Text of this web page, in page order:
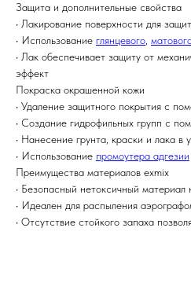
Защита и дополнительные свойства
• Лакирование поверхности для
• Использование глянцевого
• Лак обеспечивает защиту от
эффект
Покраска окрашенной кожи
• Удаление защитного покрытия с
• Создание гидрофильных групп с
• Нанесение грунта, краски и лака в
• Использование промоутера адгезии
Преимущества материалов exmix
• Безопасный нетоксичный материал
• Идеален для распыления
• Отсутствие стойкого запаха